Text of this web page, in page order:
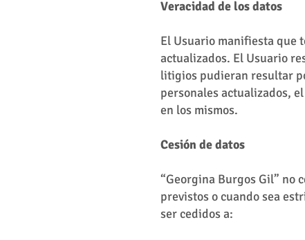
Veracidad de los datos
El Usuario manifiesta que
actualizados. El Usuario
litigios pudieran resultar
personales actualizados,
en los mismos.
Cesión de datos
“Georgina Burgos Gil” no
previstos o cuando sea
ser cedidos a: